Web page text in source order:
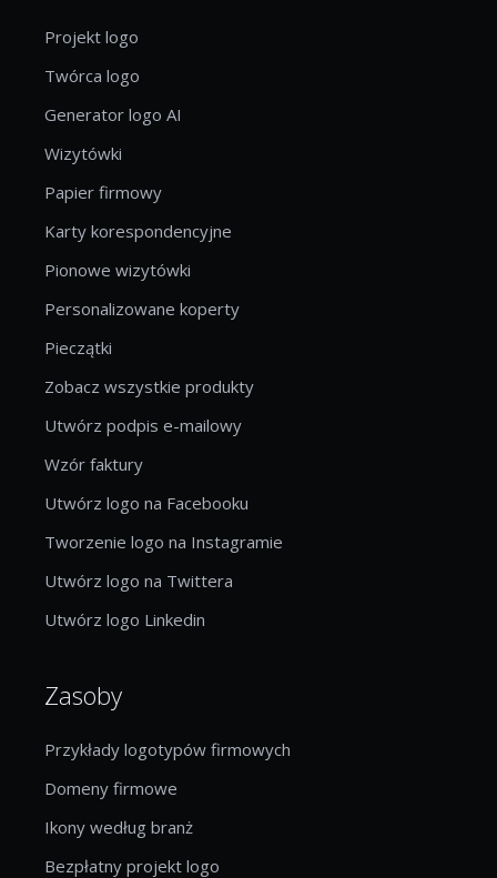
Projekt logo
Twórca logo
Generator logo AI
Wizytówki
Papier firmowy
Karty korespondencyjne
Pionowe wizytówki
Personalizowane koperty
Pieczątki
Zobacz wszystkie produkty
Utwórz podpis e-mailowy
Wzór faktury
Utwórz logo na Facebooku
Tworzenie logo na Instagramie
Utwórz logo na Twittera
Utwórz logo Linkedin
Zasoby
Przykłady logotypów firmowych
Domeny firmowe
Ikony według branż
Bezpłatny projekt logo